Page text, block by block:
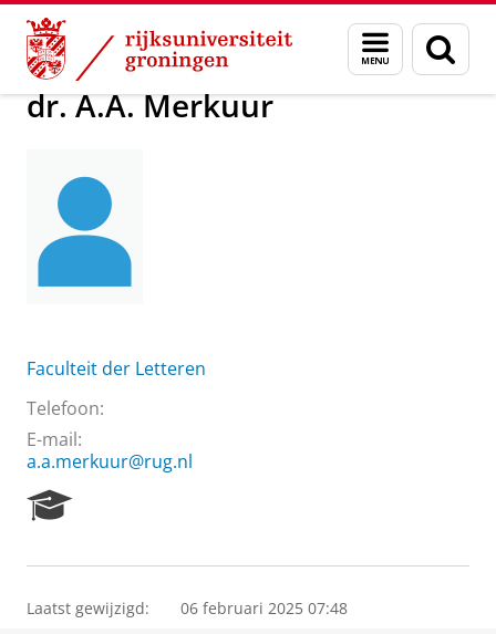
Skip
Content
Skip
Navigation
Menu
en
zoeken
Over ons dr. A.A. Merkuur
dr. A.A. Merkuur
Faculteit der Letteren
Telefoon:
E-mail:
a.a.merkuur@rug.nl
e
r
Laatst gewijzigd: 06 februari 2025 07:48